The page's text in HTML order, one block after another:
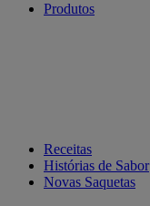
Produtos
Receitas
Histórias de Sabor
Novas Saquetas